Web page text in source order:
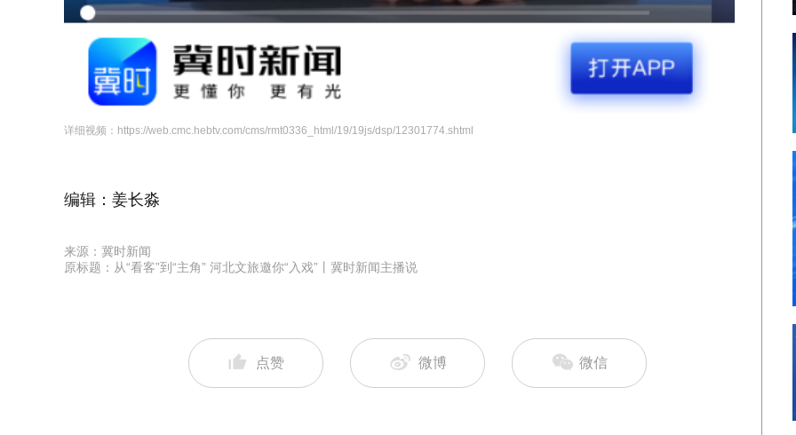
详细视频：https://web.cmc.hebtv.com/cms/rmt0336_html/19/19js/dsp/12301774.shtml
编辑：姜长淼
来源：冀时新闻
原标题：从“看客”到“主角” 河北文旅邀你“入戏”丨冀时新闻主播说
点赞 微博 微信